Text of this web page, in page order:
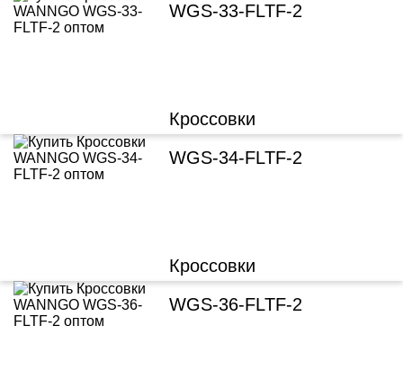
WGS-33-FLTF-2
Кроссовки
WGS-34-FLTF-2
Кроссовки
WGS-36-FLTF-2